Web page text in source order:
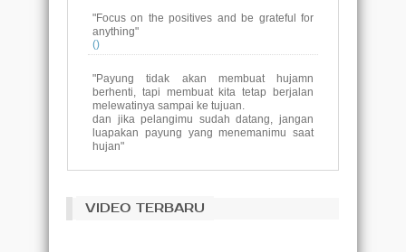
"Focus on the positives and be grateful for
anything"
()
"Payung tidak akan membuat hujamn
berhenti, tapi membuat kita tetap berjalan
melewatinya sampai ke tujuan.
dan jika pelangimu sudah datang, jangan
luapakan payung yang menemanimu saat
hujan"
menggantikan pikiran yang kosong dengan
VIDEO TERBARU